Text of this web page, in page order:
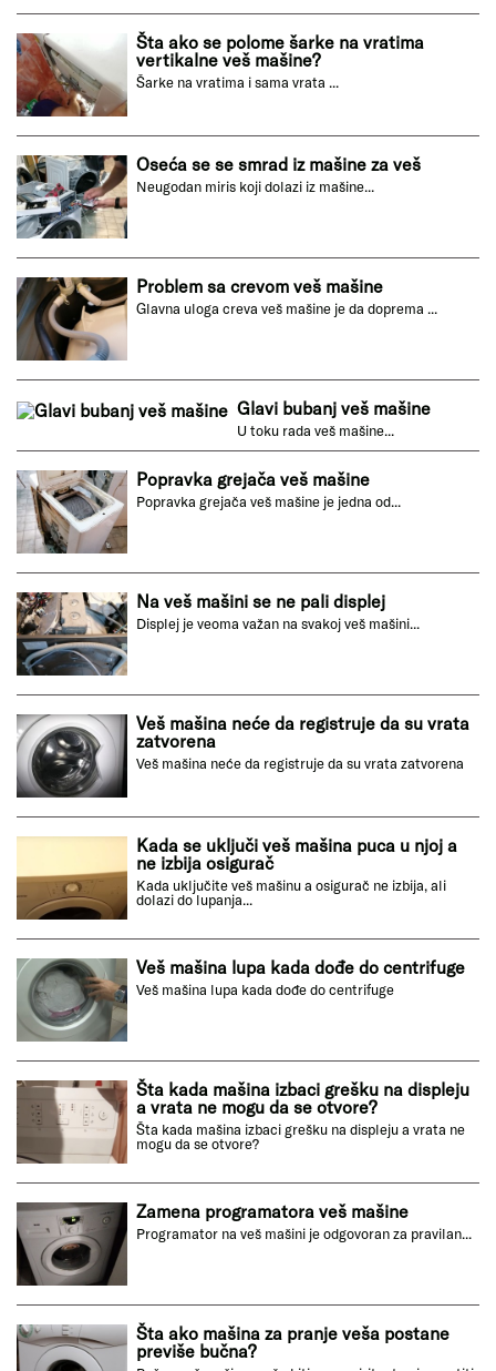
Veš mašina završi program a ne izbaci
vodu
Šta ako se polome šarke na vratima
vertikalne veš mašine?
Oseća se se smrad iz mašine za veš
Neugodan miris koji dolazi iz mašine...
Problem sa crevom veš mašine
Popravka grejača veš mašine
Popravka grejača veš mašine je jedna od...
Na veš mašini se ne pali displej
Displej je veoma važan na svakoj veš mašini...
Veš mašina neće da registruje da su vrata
zatvorena
Veš mašina neće da registruje da su vrata zatvorena
Kada se uključi veš mašina puca u njoj a
ne izbija osigurač
Veš mašina lupa kada dođe do centrifuge
Veš mašina lupa kada dođe do centrifuge
Šta kada mašina izbaci grešku na displeju
a vrata ne mogu da se otvore?
Zamena programatora veš mašine